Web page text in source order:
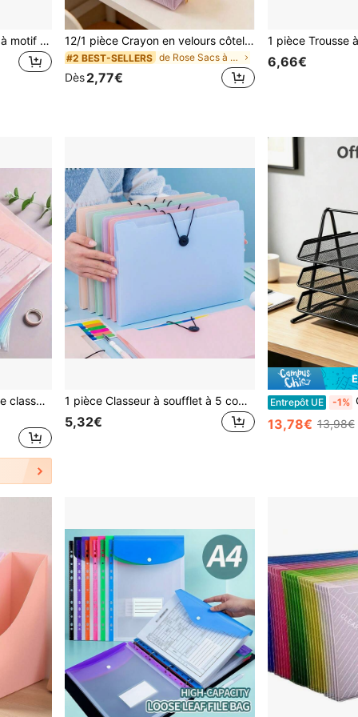
1 pièce Trousse à crayons à motif de blocs de couleurs rayés avec fermeture éclair lisse, pochette de rangement de papeterie spacieuse, fournitures scolaires de mode portables pour les étudiants, essentiels indispensables pour la rentrée scolaire
12/1 pièce Crayon en velours côtelé moelleux grande capacité, sac de papeterie en tissu doux et léger, pochette de rangement portable esthétique douce et décontractée pour les adolescentes, organisateur de papeterie pour l'école, les études, le bureau et les voyages, toutes saisons,
#2 BEST-SELLERS de Rose Sacs à crayons
Dès2,77€
6,66€
Lot de 5/8/10 pochettes de classement A4 en plastique épais - Pochettes transparentes à fermeture pression pour documents scolaires, pochettes de classement A4 en PP transparent à fermeture pression, pochettes de classement en plastique, pochettes de données imperméables couleur macaron, pochettes de classement de bureau Rangement de documents à la mode Matériau PP imperméable, idéal pour les étudiants et le bureau, rentrée scolaire, fournitures scolaires 1 pièce Classeur à soufflet à 5 compartiments pour étudiants, pochette de rangement transparente et mignonne pour sac de rangement multicouche format A4
5,32€
Entrepôt UE -1%
13,78€ 13,98€